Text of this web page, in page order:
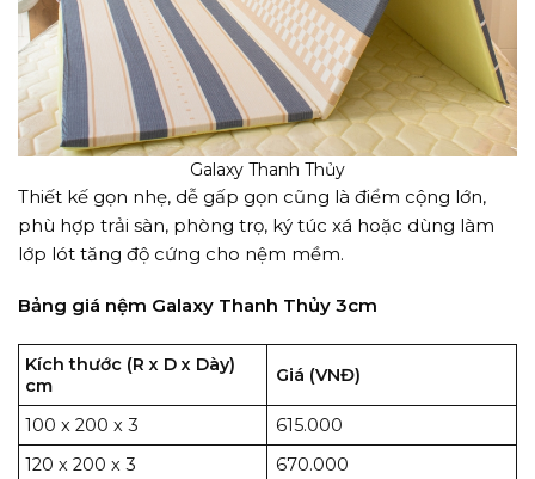
Galaxy Thanh Thủy
Thiết kế gọn nhẹ, dễ gấp gọn cũng là điểm cộng lớn,
phù hợp trải sàn, phòng trọ, ký túc xá hoặc dùng làm
lớp lót tăng độ cứng cho nệm mềm.
Bảng giá nệm Galaxy Thanh Thủy 3cm
Kích thước (R x D x Dày)
cm
Giá (VNĐ)
100 x 200 x 3
615.000
120 x 200 x 3
670.000